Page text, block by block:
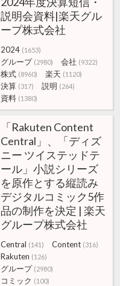
説明会資料|楽天グル
ープ株式会社
2024 (1653)
グループ (2980) 会社 (9322)
株式 (8960) 楽天 (1120)
決算 (317) 説明 (264)
資料 (1380)
「Rakuten Content
Central」、「ディズ
ニー ツイステッドテ
ール」小説シリーズ
を原作とする縦読み
デジタルコミック5作
品の制作を決定 | 楽天
グループ株式会社
Central (141) Content (316)
Rakuten (126)
グループ (2980)
コミック (100)